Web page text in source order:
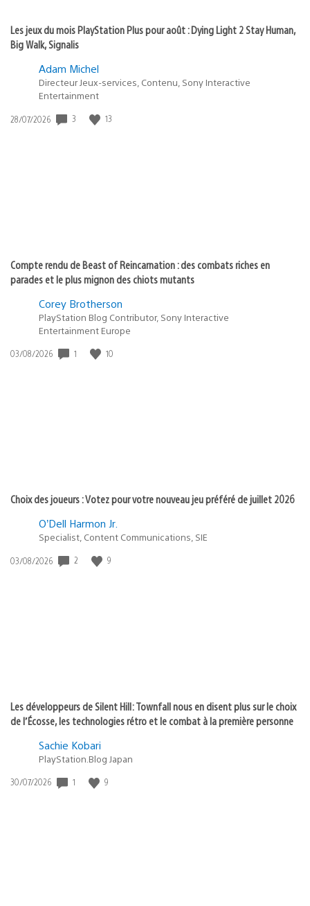
Les jeux du mois PlayStation Plus pour août : Dying Light 2 Stay Human,
Big Walk, Signalis
Adam Michel
Directeur Jeux-services, Contenu, Sony Interactive
Entertainment
Date
28/07/2026 3 13
Compte rendu de Beast of Reincarnation : des combats riches en
parades et le plus mignon des chiots mutants
Corey Brotherson
PlayStation Blog Contributor, Sony Interactive
Entertainment Europe
Date
03/08/2026 1 10
Choix des joueurs : Votez pour votre nouveau jeu préféré de juillet 2026
O’Dell Harmon Jr.
Specialist, Content Communications, SIE
Date
03/08/2026 2 9
Les développeurs de Silent Hill: Townfall nous en disent plus sur le choix
de l’Écosse, les technologies rétro et le combat à la première personne
Sachie Kobari
PlayStation.Blog Japan
Date
30/07/2026 1 9